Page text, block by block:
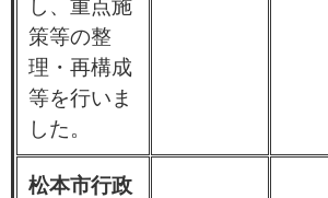
し、重点施
策等の整
理・再構成
等を行いま
した。
松本市行政